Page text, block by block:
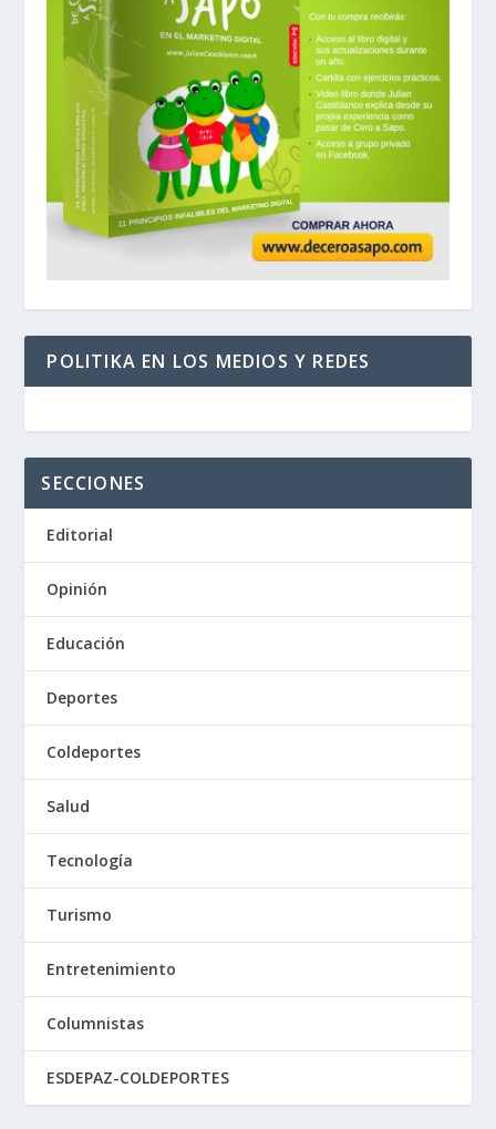
POLITIKA EN LOS MEDIOS Y REDES
SECCIONES
Editorial
Opinión
Educación
Deportes
Coldeportes
Salud
Tecnología
Turismo
Entretenimiento
Columnistas
ESDEPAZ-COLDEPORTES